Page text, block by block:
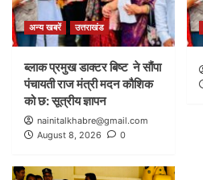
अन्य खबरें उत्तराखंड
ब्लाक प्रमुख डाक्टर बिष्ट ने सौंपा
पंचायती राज मंत्री मदन कौशिक
को छ: सूत्रीय ज्ञापन
nainitalkhabre@gmail.com
August 8, 2026
0